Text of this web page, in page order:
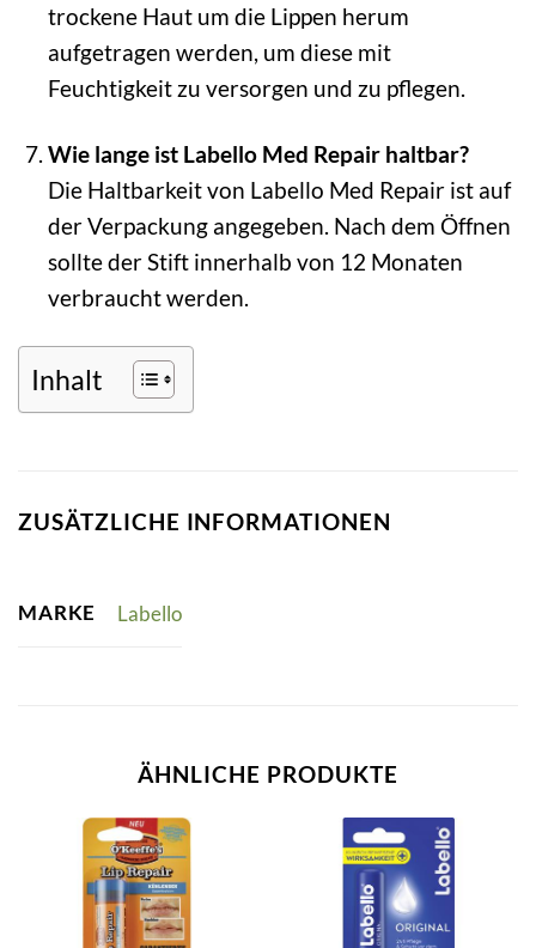
trockene Haut um die Lippen herum
aufgetragen werden, um diese mit
Feuchtigkeit zu versorgen und zu pflegen.
Wie lange ist Labello Med Repair haltbar?
Die Haltbarkeit von Labello Med Repair ist auf
der Verpackung angegeben. Nach dem Öffnen
sollte der Stift innerhalb von 12 Monaten
verbraucht werden.
Inhalt
ZUSÄTZLICHE INFORMATIONEN
MARKE Labello
ÄHNLICHE PRODUKTE